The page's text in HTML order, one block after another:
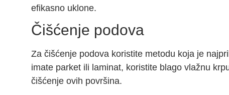
efikasno uklone.
Čišćenje podova
Za čišćenje podova koristite metodu koja je
imate parket ili laminat, koristite blago vlažnu
čišćenje ovih površina.